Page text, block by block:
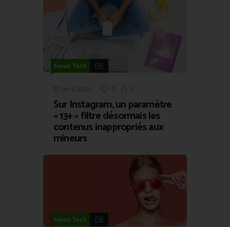
News Tech
13 avril 2026 0 0
Sur Instagram, un paramètre
« 13+ » filtre désormais les
contenus inappropriés aux
mineurs
News Tech